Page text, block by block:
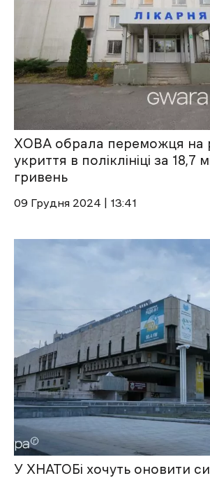
ХОВА обрала переможця на
укриття в поліклініці за 18,7
гривень
09 Грудня 2024 | 13:41
У ХНАТОБі хочуть оновити